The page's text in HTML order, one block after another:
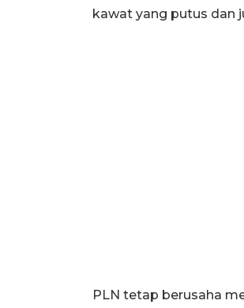
kawat yang putus dan
PLN tetap berusaha